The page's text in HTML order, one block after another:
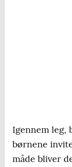
Igennem leg,
børnene
måde bliver